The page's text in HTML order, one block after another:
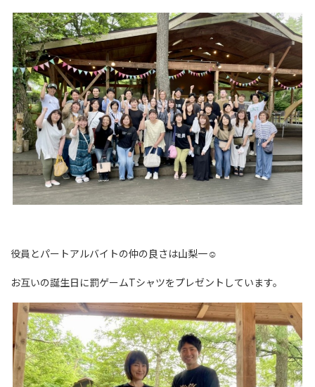
役員とパートアルバイトの仲の良さは山梨一☺
お互いの誕生日に罰ゲームTシャツをプレゼントしています。